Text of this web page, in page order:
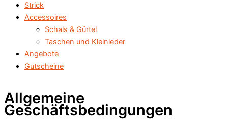
Strick
Accessoires
Schals & Gürtel
Taschen und Kleinleder
Angebote
Gutscheine
Allgemeine
Geschäftsbedingungen